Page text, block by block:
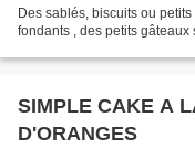
Des sablés, biscuits ou
fondants , des petits gâteaux
SIMPLE CAKE A
D'ORANGES